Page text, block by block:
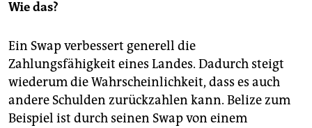
Wie das?
Ein Swap verbessert generell die
Zahlungsfähigkeit eines Landes. Dadurch steigt
wiederum die Wahrscheinlichkeit, dass es auch
andere Schulden zurückzahlen kann. Belize zum
Beispiel ist durch seinen Swap von einem